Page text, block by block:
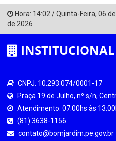
Hora: 14:02 /Quinta-Feira, 06
de 2026
INSTITUCIONAL
CNPJ: 10.293.074/0001-17
Praça 19 de Julho, nº s/n,
Atendimento: 07:00hs às
(81) 3638-1156
contato@bomjardim.pe.gov.br